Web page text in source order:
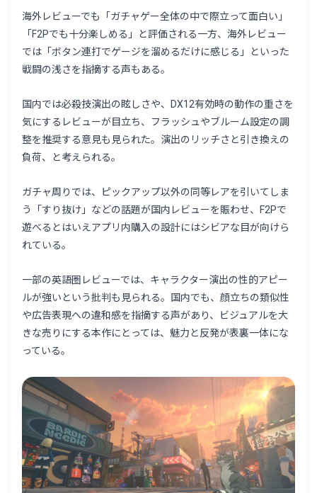
海外レビューでも「ガチャゲー全体の中で際立って面白い」
「F2Pでも十分楽しめる」と評価される一方、海外レビュー
では「ボタン連打でゲージを溜めるだけに感じる」といった
戦闘の浅さを指摘する声もある。
国内では必殺技演出の眩しさや、DX12有効時の動作の重さを
気にするレビューが目立ち、フラッシュやブルーム設定の調
整を推奨する意見も見られた。演出のリッチさと引き換えの
負荷、と考えられる。
ガチャ周りでは、ピックアップ以外の同等レアを引いてしま
う「すり抜け」などの話題が国内レビューを賑わせ、F2Pで
遊べるとはいえアプリ内購入の設計にはシビアな目が向けら
れている。
一部の英語圏レビューでは、キャラクター演出の性的アピー
ルが強いという批判も見られる。国内でも、顔立ちの類似性
や広告表現への違和感を指摘する声があり、ビジュアルを大
きな売りにする本作にとっては、魅力と反発が表裏一体にな
っている。